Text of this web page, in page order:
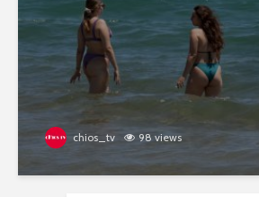
chios_tv 98 views